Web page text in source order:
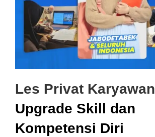
Les Privat Karyawan
Upgrade Skill dan
Kompetensi Diri